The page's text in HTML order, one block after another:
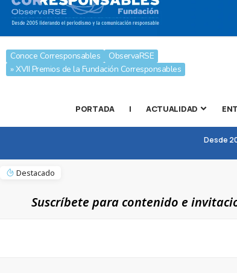
Conoce Corresponsables
ObservaRSE
» XVII Premios de la Fundación Corresponsables
PORTADA | ACTUALIDAD
Desde
Destacado
Suscríbete para contenido e